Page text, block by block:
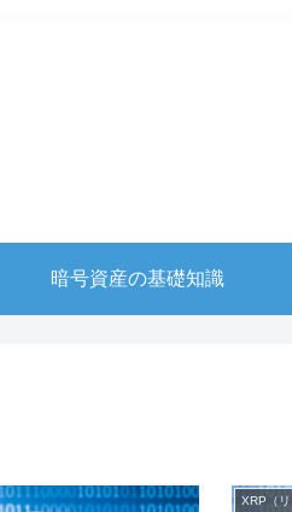
暗号資産の基礎知識
XRP（リ